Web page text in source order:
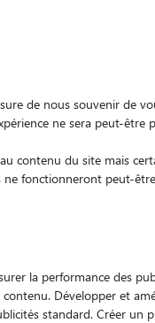
animal ?
mon Pet Sitter
de nous souvenir de
ne sera peut-être
contenu du site mais
ne fonctionneront peut-
la performance des
Développer et
standard. Créer un